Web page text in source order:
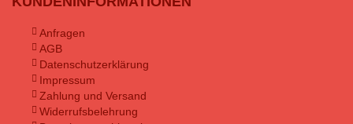
Anfragen
AGB
Datenschutzerklärung
Impressum
Zahlung und Versand
Widerrufsbelehrung